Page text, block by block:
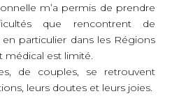
m’a permis de prendre
que rencontrent de
particulier dans les Régions
médical est limité.
de couples, se retrouvent
leurs doutes et leurs joies.